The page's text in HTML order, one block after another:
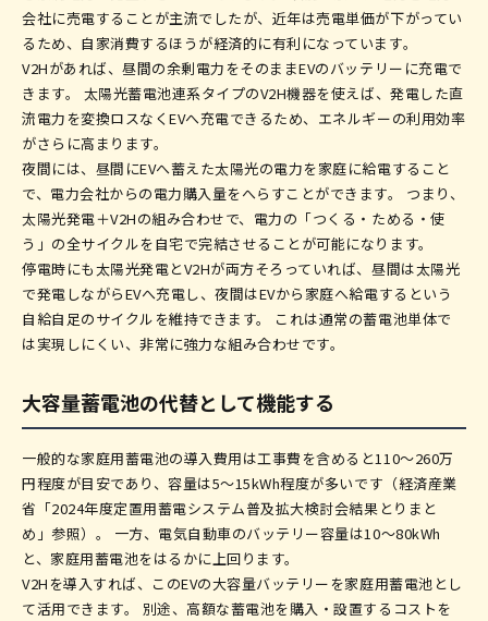
会社に売電することが主流でしたが、近年は売電単価が下がってい
るため、自家消費するほうが経済的に有利になっています。
V2Hがあれば、昼間の余剰電力をそのままEVのバッテリーに充電で
きます。 太陽光蓄電池連系タイプのV2H機器を使えば、発電した直
流電力を変換ロスなくEVへ充電できるため、エネルギーの利用効率
がさらに高まります。
夜間には、昼間にEVへ蓄えた太陽光の電力を家庭に給電すること
で、電力会社からの電力購入量をへらすことができます。 つまり、
太陽光発電＋V2Hの組み合わせで、電力の「つくる・ためる・使
う」の全サイクルを自宅で完結させることが可能になります。
停電時にも太陽光発電とV2Hが両方そろっていれば、昼間は太陽光
で発電しながらEVへ充電し、夜間はEVから家庭へ給電するという
自給自足のサイクルを維持できます。 これは通常の蓄電池単体で
は実現しにくい、非常に強力な組み合わせです。
大容量蓄電池の代替として機能する
一般的な家庭用蓄電池の導入費用は工事費を含めると110〜260万
円程度が目安であり、容量は5〜15kWh程度が多いです（経済産業
省「2024年度定置用蓄電システム普及拡大検討会結果とりまと
め」参照）。 一方、電気自動車のバッテリー容量は10〜80kWh
と、家庭用蓄電池をはるかに上回ります。
V2Hを導入すれば、このEVの大容量バッテリーを家庭用蓄電池とし
て活用できます。 別途、高額な蓄電池を購入・設置するコストを